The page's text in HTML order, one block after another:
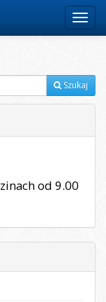
Menu
Szukaj
od 9.00